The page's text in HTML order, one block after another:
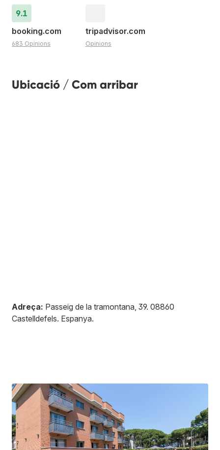
9.1
booking.com
683 Opinions
tripadvisor.com
Opinions
Ubicació / Com arribar
Adreça: Passeig de la tramontana, 39. 08860
Castelldefels. Espanya.